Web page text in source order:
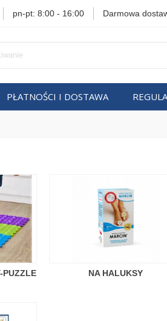
pn-pt: 8:00 - 16:00 Darmowa
PŁATNOŚCI I DOSTAWA
PUZZLE NA HALUKSY